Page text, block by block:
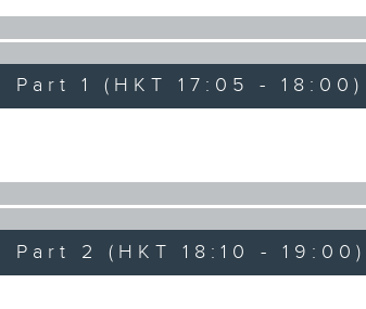
Part 1 (HKT 17:05 - 18:00)
Part 2 (HKT 18:10 - 19:00)